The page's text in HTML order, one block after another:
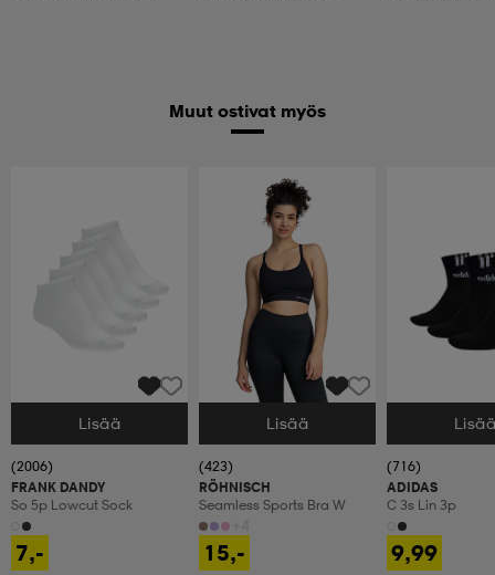
Muut ostivat myös
Valitse Koko
Lisää
(2006)
FRANK DANDY
So 5p Lowcut Sock
7,-
Valitse Koko
Lisää
(423)
RÖHNISCH
Seamless Sports Bra W
15,-
Valitse Koko
(716)
ADIDAS
C 3s Lin 3p
9,99